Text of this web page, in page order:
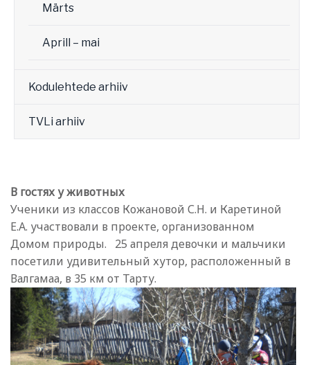
Märts
Aprill – mai
Kodulehtede arhiiv
TVLi arhiiv
В гостях у животных
Ученики из классов Кожановой С.Н. и Каретиной
Е.А. участвовали в проекте, организованном
Домом природы. 25 апреля девочки и мальчики
посетили удивительный хутор, расположенный в
Валгамаа, в 35 км от Тарту.